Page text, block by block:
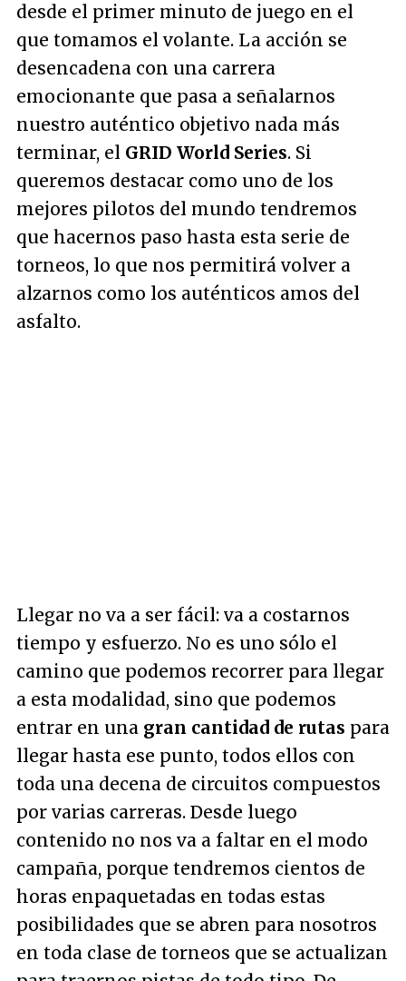
desde el primer minuto de juego en el
que tomamos el volante. La acción se
desencadena con una carrera
emocionante que pasa a señalarnos
nuestro auténtico objetivo nada más
terminar, el GRID World Series. Si
queremos destacar como uno de los
mejores pilotos del mundo tendremos
que hacernos paso hasta esta serie de
torneos, lo que nos permitirá volver a
alzarnos como los auténticos amos del
asfalto.
Llegar no va a ser fácil: va a costarnos
tiempo y esfuerzo. No es uno sólo el
camino que podemos recorrer para llegar
a esta modalidad, sino que podemos
entrar en una gran cantidad de rutas para
llegar hasta ese punto, todos ellos con
toda una decena de circuitos compuestos
por varias carreras. Desde luego
contenido no nos va a faltar en el modo
campaña, porque tendremos cientos de
horas enpaquetadas en todas estas
posibilidades que se abren para nosotros
en toda clase de torneos que se actualizan